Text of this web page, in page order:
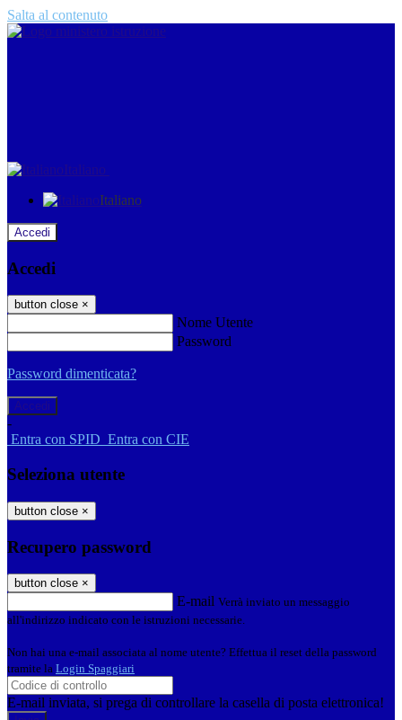
Salta al contenuto
Italiano
Italiano
Accedi
Accedi
button close ×
Nome Utente
Password
Password dimenticata?
-
Entra con SPID Entra con CIE
Seleziona utente
button close ×
Recupero password
button close ×
E-mail Verrà inviato un messaggio
all'indirizzo indicato con le istruzioni necessarie.
Non hai una e-mail associata al nome utente? Effettua il reset della password
tramite la Login Spaggiari
E-mail inviata, si prega di controllare la casella di posta elettronica!